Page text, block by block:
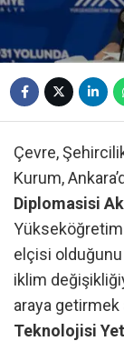
Çevre,
Kurum,
Diplomasisi
Yükseköğretim
elçisi olduğunu
iklim
araya getirmek
Teknolojisi